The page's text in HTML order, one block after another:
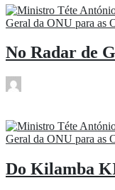
No Radar de
Do Kilamba